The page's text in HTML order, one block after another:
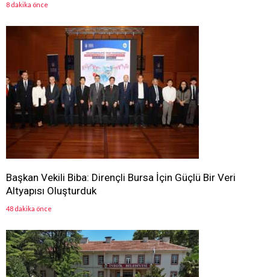
8 dakika önce
Başkan Vekili Biba: Dirençli Bursa İçin Güçlü Bir Veri
Altyapısı Oluşturduk
48 dakika önce